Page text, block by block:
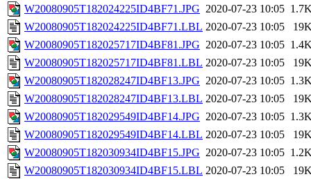
W20080905T182024225ID4BF71.JPG 2020-07-23 10:05
W20080905T182024225ID4BF71.LBL 2020-07-23 10:05
W20080905T182025717ID4BF81.JPG 2020-07-23 10:05
W20080905T182025717ID4BF81.LBL 2020-07-23 10:05
W20080905T182028247ID4BF13.JPG 2020-07-23 10:05
W20080905T182028247ID4BF13.LBL 2020-07-23 10:05
W20080905T182029549ID4BF14.JPG 2020-07-23 10:05
W20080905T182029549ID4BF14.LBL 2020-07-23 10:05
W20080905T182030934ID4BF15.JPG 2020-07-23 10:05
W20080905T182030934ID4BF15.LBL 2020-07-23 10:05